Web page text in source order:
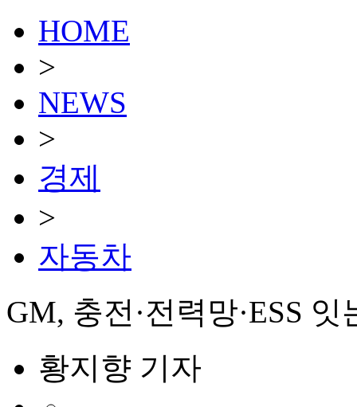
HOME
>
NEWS
>
경제
>
자동차
GM, 충전·전력망·ESS
황지향 기자